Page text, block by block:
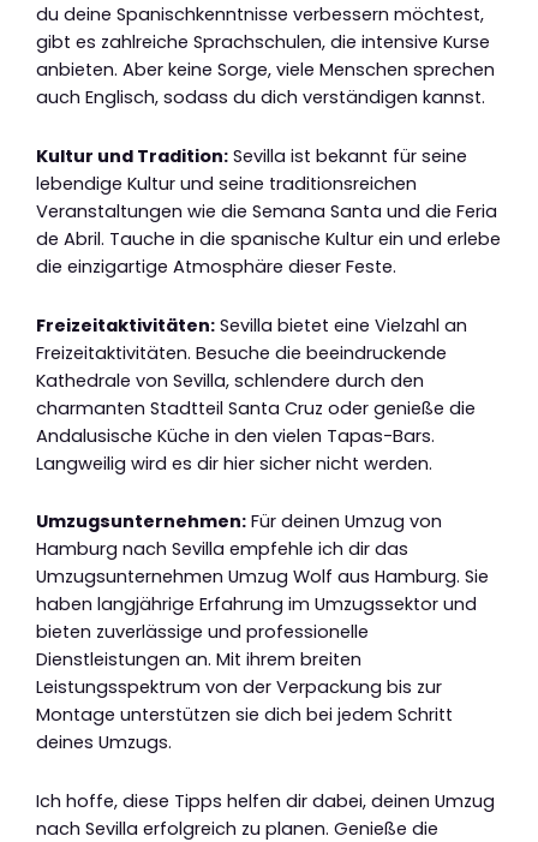
du deine Spanischkenntnisse verbessern möchtest,
gibt es zahlreiche Sprachschulen, die intensive Kurse
anbieten. Aber keine Sorge, viele Menschen sprechen
auch Englisch, sodass du dich verständigen kannst.
Kultur und Tradition: Sevilla ist bekannt für seine
lebendige Kultur und seine traditionsreichen
Veranstaltungen wie die Semana Santa und die Feria
de Abril. Tauche in die spanische Kultur ein und erlebe
die einzigartige Atmosphäre dieser Feste.
Freizeitaktivitäten: Sevilla bietet eine Vielzahl an
Freizeitaktivitäten. Besuche die beeindruckende
Kathedrale von Sevilla, schlendere durch den
charmanten Stadtteil Santa Cruz oder genieße die
Andalusische Küche in den vielen Tapas-Bars.
Langweilig wird es dir hier sicher nicht werden.
Umzugsunternehmen: Für deinen Umzug von
Hamburg nach Sevilla empfehle ich dir das
Umzugsunternehmen Umzug Wolf aus Hamburg. Sie
haben langjährige Erfahrung im Umzugssektor und
bieten zuverlässige und professionelle
Dienstleistungen an. Mit ihrem breiten
Leistungsspektrum von der Verpackung bis zur
Montage unterstützen sie dich bei jedem Schritt
deines Umzugs.
Ich hoffe, diese Tipps helfen dir dabei, deinen Umzug
nach Sevilla erfolgreich zu planen. Genieße die